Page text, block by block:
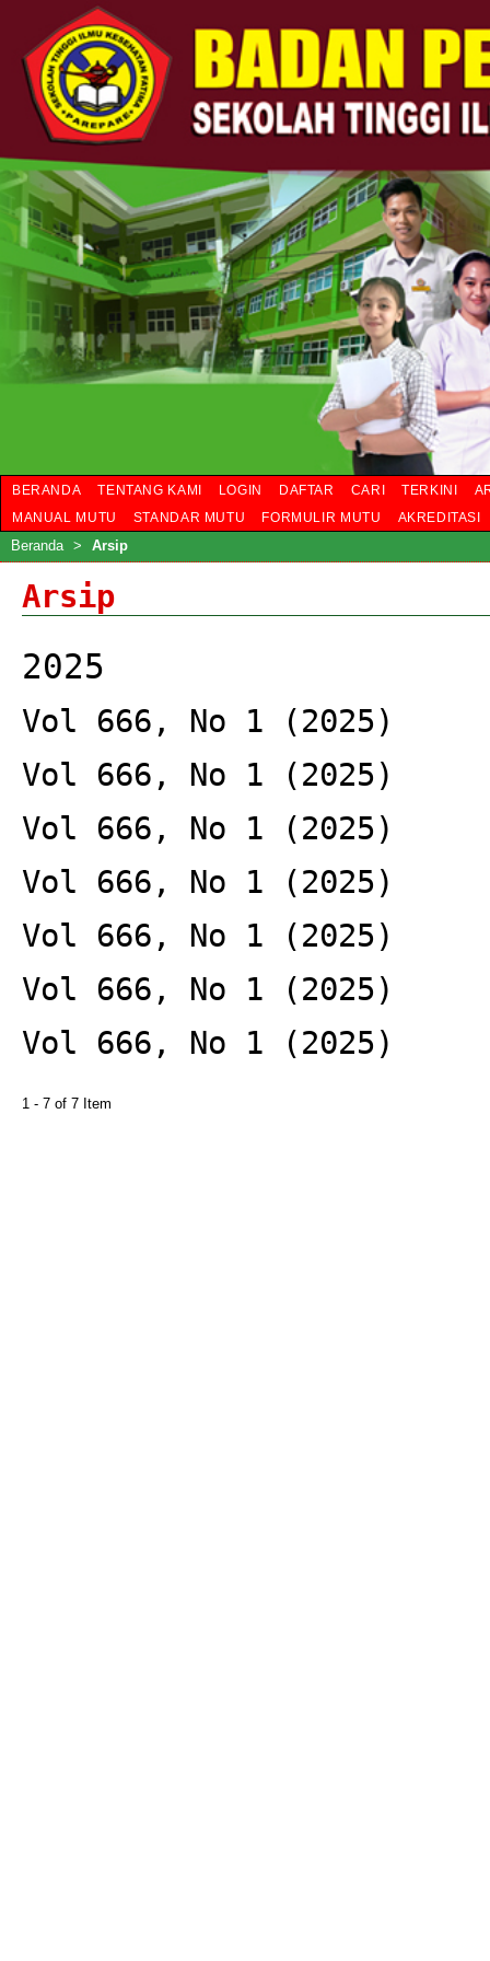
BERANDA TENTANG KAMI LOGIN DAFTAR CARI TERKINI
MANUAL MUTU
STANDAR MUTU FORMULIR MUTU AKREDITASI
Beranda > Arsip
Arsip
2025
Vol 666, No 1 (2025)
Vol 666, No 1 (2025)
Vol 666, No 1 (2025)
Vol 666, No 1 (2025)
Vol 666, No 1 (2025)
Vol 666, No 1 (2025)
Vol 666, No 1 (2025)
1 - 7 of 7 Item